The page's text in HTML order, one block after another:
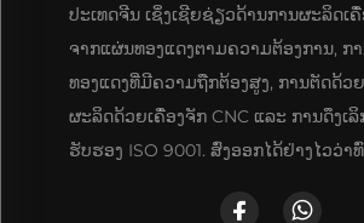
ປະເທດຈີນ ເຊິ່ງເຊີຍຊ່ຽວດ້ານການຜະລິດເ
ຈາກແຜ່ນທອງແດງຕາມຄວາມຕ້ອງການ, ກ
ທອງແດງທີ່ມີຄວາມຖືກຕ້ອງສູງ, ການຕັດດ້ວຍ
ຜະລິດດ້ວຍເຄື່ອງຈັກ CNC ແລະ ການດຶງເ
ຮັບຮອງ ISO 9001. ສົ່ງອອກໄດ້ຢ່າງໄວວ່າ